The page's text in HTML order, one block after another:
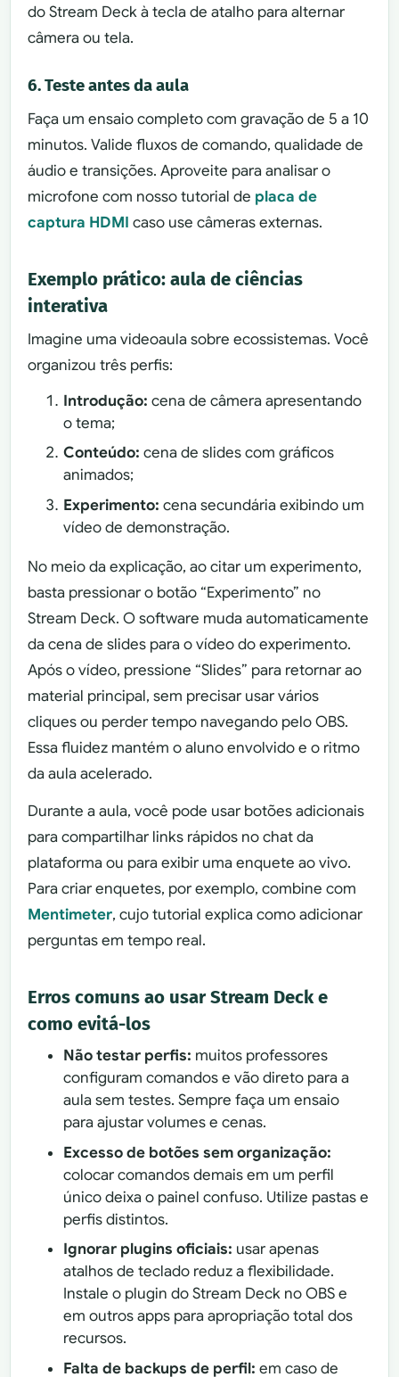
do Stream Deck à tecla de atalho para alternar
câmera ou tela.
6. Teste antes da aula
Faça um ensaio completo com gravação de 5 a 10
minutos. Valide fluxos de comando, qualidade de
áudio e transições. Aproveite para analisar o
microfone com nosso tutorial de placa de
captura HDMI caso use câmeras externas.
Exemplo prático: aula de ciências
interativa
Imagine uma videoaula sobre ecossistemas. Você
organizou três perfis:
Introdução: cena de câmera apresentando
o tema;
Conteúdo: cena de slides com gráficos
animados;
Experimento: cena secundária exibindo um
vídeo de demonstração.
No meio da explicação, ao citar um experimento,
basta pressionar o botão “Experimento” no
Stream Deck. O software muda automaticamente
da cena de slides para o vídeo do experimento.
Após o vídeo, pressione “Slides” para retornar ao
material principal, sem precisar usar vários
cliques ou perder tempo navegando pelo OBS.
Essa fluidez mantém o aluno envolvido e o ritmo
da aula acelerado.
Durante a aula, você pode usar botões adicionais
para compartilhar links rápidos no chat da
plataforma ou para exibir uma enquete ao vivo.
Para criar enquetes, por exemplo, combine com
Mentimeter, cujo tutorial explica como adicionar
perguntas em tempo real.
Erros comuns ao usar Stream Deck e
como evitá-los
Não testar perfis: muitos professores
configuram comandos e vão direto para a
aula sem testes. Sempre faça um ensaio
para ajustar volumes e cenas.
Excesso de botões sem organização:
colocar comandos demais em um perfil
único deixa o painel confuso. Utilize pastas e
perfis distintos.
Ignorar plugins oficiais: usar apenas
atalhos de teclado reduz a flexibilidade.
Instale o plugin do Stream Deck no OBS e
em outros apps para apropriação total dos
recursos.
Falta de backups de perfil: em caso de